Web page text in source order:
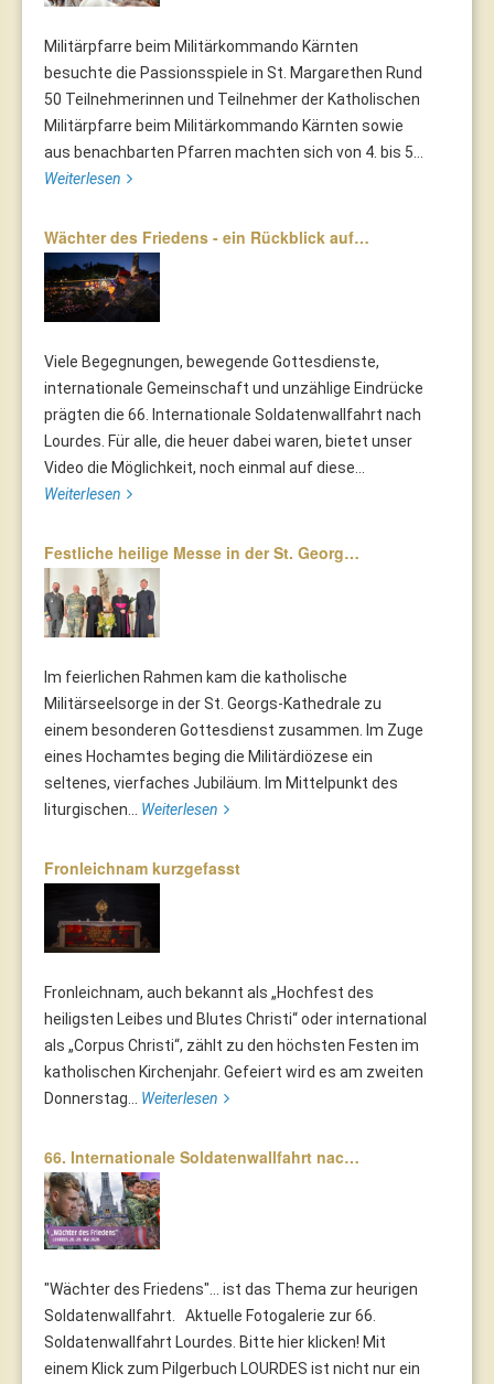
Militärpfarre beim Militärkommando Kärnten
besuchte die Passionsspiele in St. Margarethen Rund
50 Teilnehmerinnen und Teilnehmer der Katholischen
Militärpfarre beim Militärkommando Kärnten sowie
aus benachbarten Pfarren machten sich von 4. bis 5...
Weiterlesen
Wächter des Friedens - ein Rückblick auf…
Viele Begegnungen, bewegende Gottesdienste,
internationale Gemeinschaft und unzählige Eindrücke
prägten die 66. Internationale Soldatenwallfahrt nach
Lourdes. Für alle, die heuer dabei waren, bietet unser
Video die Möglichkeit, noch einmal auf diese...
Weiterlesen
Festliche heilige Messe in der St. Georg…
Im feierlichen Rahmen kam die katholische
Militärseelsorge in der St. Georgs-Kathedrale zu
einem besonderen Gottesdienst zusammen. Im Zuge
eines Hochamtes beging die Militärdiözese ein
seltenes, vierfaches Jubiläum. Im Mittelpunkt des
liturgischen... Weiterlesen
Fronleichnam kurzgefasst
Fronleichnam, auch bekannt als „Hochfest des
heiligsten Leibes und Blutes Christi“ oder international
als „Corpus Christi“, zählt zu den höchsten Festen im
katholischen Kirchenjahr. Gefeiert wird es am zweiten
Donnerstag... Weiterlesen
66. Internationale Soldatenwallfahrt nac…
"Wächter des Friedens"... ist das Thema zur heurigen
Soldatenwallfahrt. Aktuelle Fotogalerie zur 66.
Soldatenwallfahrt Lourdes. Bitte hier klicken! Mit
einem Klick zum Pilgerbuch LOURDES ist nicht nur ein